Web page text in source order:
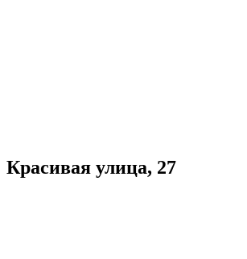
Красивая улица, 27